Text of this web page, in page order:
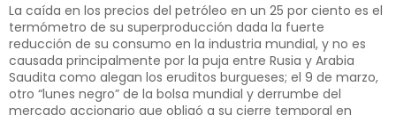
La caída en los precios del petróleo en un 25 por ciento es el
termómetro de su superproducción dada la fuerte
reducción de su consumo en la industria mundial, y no es
causada principalmente por la puja entre Rusia y Arabia
Saudita como alegan los eruditos burgueses; el 9 de marzo,
otro “lunes negro” de la bolsa mundial y derrumbe del
mercado accionario que obligó a su cierre temporal en